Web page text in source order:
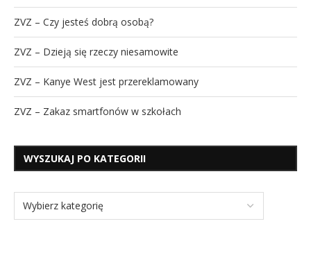
ZVZ – Czy jesteś dobrą osobą?
ZVZ – Dzieją się rzeczy niesamowite
ZVZ – Kanye West jest przereklamowany
ZVZ – Zakaz smartfonów w szkołach
WYSZUKAJ PO KATEGORII